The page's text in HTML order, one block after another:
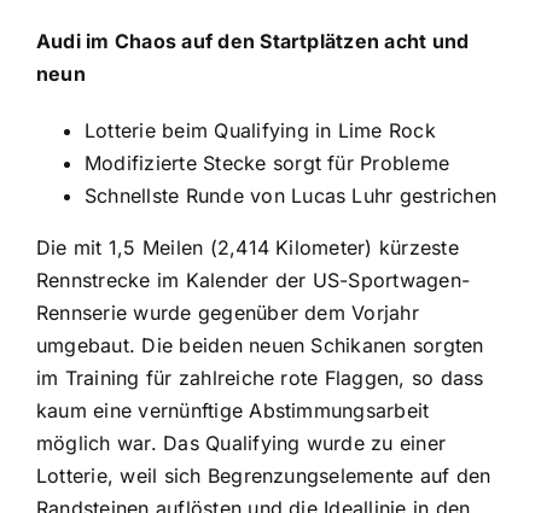
Audi im Chaos auf den Startplätzen acht und
neun
Lotterie beim Qualifying in Lime Rock
Modifizierte Stecke sorgt für Probleme
Schnellste Runde von Lucas Luhr gestrichen
Die mit 1,5 Meilen (2,414 Kilometer) kürzeste
Rennstrecke im Kalender der US-Sportwagen-
Rennserie wurde gegenüber dem Vorjahr
umgebaut. Die beiden neuen Schikanen sorgten
im Training für zahlreiche rote Flaggen, so dass
kaum eine vernünftige Abstimmungsarbeit
möglich war. Das Qualifying wurde zu einer
Lotterie, weil sich Begrenzungselemente auf den
Randsteinen auflösten und die Ideallinie in den